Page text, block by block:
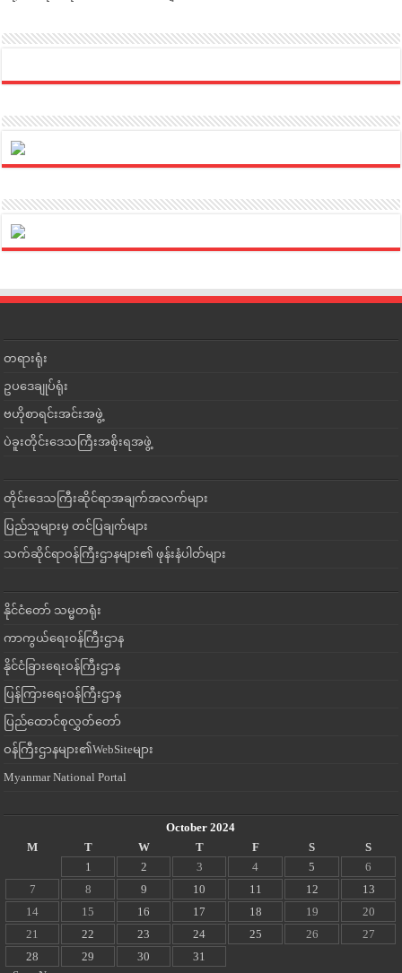
တရားရုံး
ဥပဒေချုပ်ရုံး
ဗဟိုစာရင်းအင်းအဖွဲ့
ပဲခူးတိုင်းဒေသကြီးအစိုးရအဖွဲ့
တိုင်းဒေသကြီးဆိုင်ရာအချက်အလက်များ
ပြည်သူများမှ တင်ပြချက်များ
သက်ဆိုင်ရာဝန်ကြီးဌာနများ၏ ဖုန်းနံပါတ်များ
နိုင်ငံတော် သမ္မတရုံး
ကာကွယ်ရေးဝန်ကြီးဌာန
နိုင်ငံခြားရေးဝန်ကြီးဌာန
ပြန်ကြားရေးဝန်ကြီးဌာန
ပြည်ထောင်စုလွှတ်တော်
ဝန်ကြီးဌာနများ၏WebSiteများ
Myanmar National Portal
October 2024
M
T W T F S
S
1
2 3 4 5
6
7
8 9 10 11 12
13
14
15 16 17 18 19
20
21
22 23 24 25 26
27
28
29 30
31